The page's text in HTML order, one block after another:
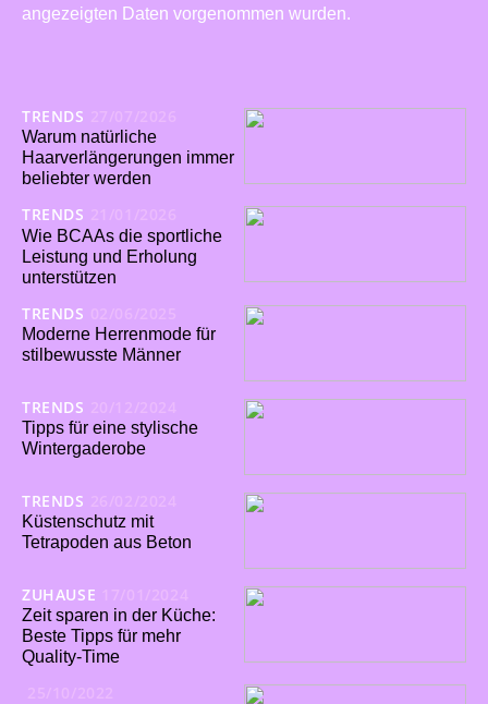
angezeigten Daten vorgenommen wurden.
TRENDS
Warum natürliche
Haarverlängerungen immer
beliebter werden
TRENDS
Wie BCAAs die sportliche
Leistung und Erholung
unterstützen
TRENDS
Moderne Herrenmode für
stilbewusste Männer
TRENDS
Tipps für eine stylische
Wintergaderobe
TRENDS
Küstenschutz mit
Tetrapoden aus Beton
ZUHAUSE
Zeit sparen in der Küche:
Beste Tipps für mehr
Quality-Time